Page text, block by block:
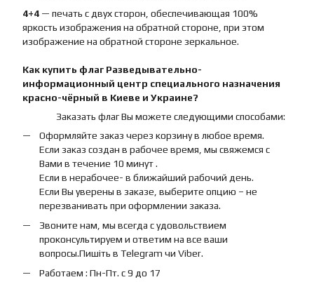
4+4 — печать с двух сторон, обеспечивающая 100%
яркость изображения на обратной стороне, при этом
изображение на обратной стороне зеркальное.
Как купить флаг Разведывательно-
информационный центр специального назначения
красно-чёрный в Киеве и Украине?
Заказать флаг Вы можете следующими способами:
Оформляйте заказ через корзину в любое время.
Если заказ создан в рабочее время, мы свяжемся с
Вами в течение 10 минут .
Если в нерабочее- в ближайший рабочий день.
Если Вы уверены в заказе, выберите опцию – не
перезванивать при оформлении заказа.
Звоните нам, мы всегда с удовольствием
проконсультируем и ответим на все ваши
вопросы.Пишіть в Telegram чи Viber.
Работаем : Пн-Пт. с 9 до 17